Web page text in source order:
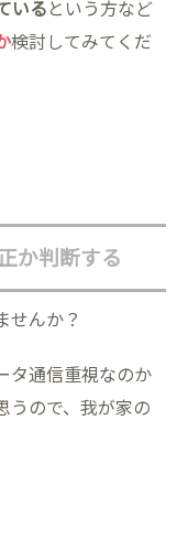
いる という方など
検討してみてくだ
か判断する
せんか？
タ通信重視なのか
うので、我が家の